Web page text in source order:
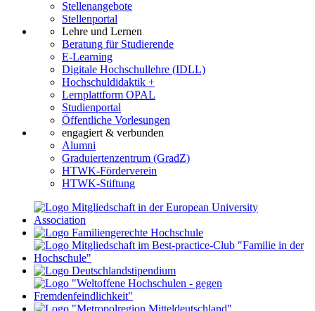
Stellenangebote
Stellenportal
Lehre und Lernen
Beratung für Studierende
E-Learning
Digitale Hochschullehre (IDLL)
Hochschuldidaktik +
Lernplattform OPAL
Studienportal
Öffentliche Vorlesungen
engagiert & verbunden
Alumni
Graduiertenzentrum (GradZ)
HTWK-Förderverein
HTWK-Stiftung